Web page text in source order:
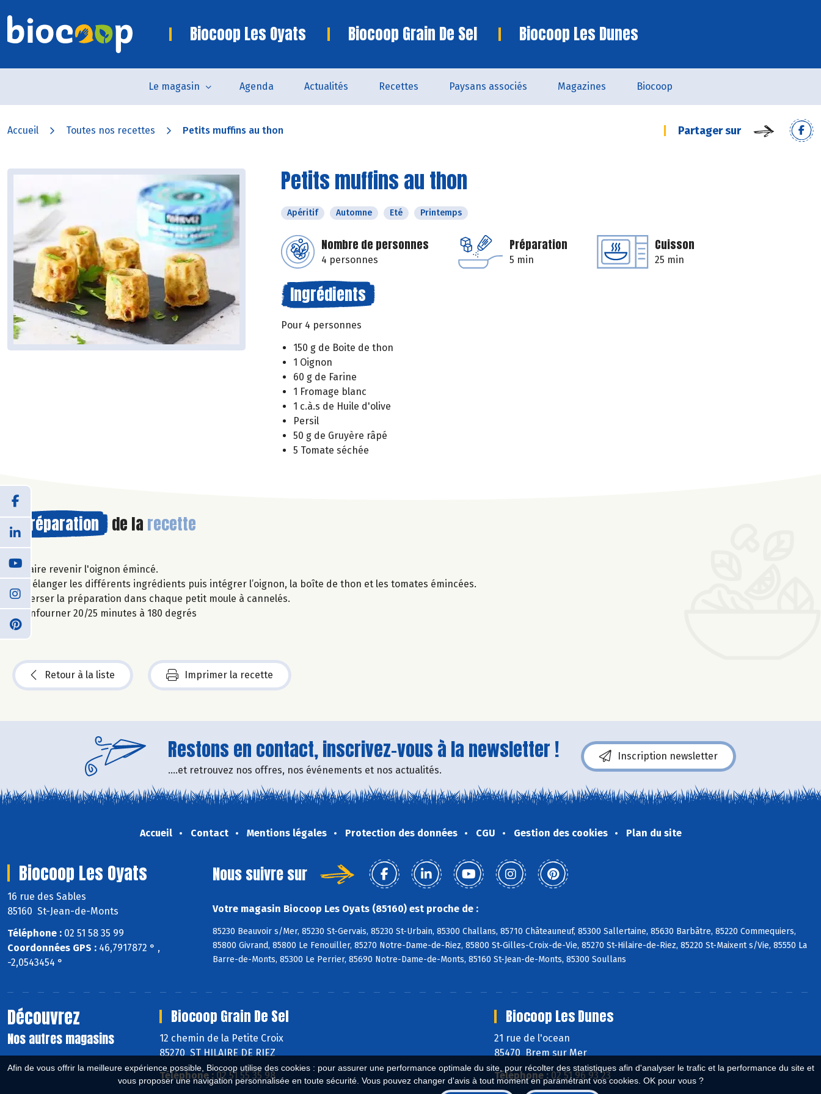
Afin de vous offrir la meilleure expérience possible, Biocoop utilise des cookies : pour assurer une performance optimale du site, pour récolter des statistiques afin d'analyser le trafic et la performance du site et
vous proposer une navigation personnalisée en toute sécurité. Vous pouvez changer d'avis à tout moment en paramétrant vos cookies. OK pour vous ?
Biocoop Les Oyats Biocoop Grain De Sel Biocoop Les Dunes
Le magasin Agenda Actualités Recettes Paysans associés Magazines Biocoop
Accueil Toutes nos recettes Petits muffins au thon Partager sur
Petits muffins au thon
Apéritif Automne Eté Printemps
Nombre de personnes
4 personnes
Préparation
5 min
Cuisson
25 min
Ingrédients
Pour 4 personnes
150 g de Boite de thon
1 Oignon
60 g de Farine
1 Fromage blanc
1 c.à.s de Huile d'olive
Persil
50 g de Gruyère râpé
5 Tomate séchée
Préparation de la recette
Faire revenir l'oignon émincé.
Mélanger les différents ingrédients puis intégrer l’oignon, la boîte de thon et les tomates émincées.
Verser la préparation dans chaque petit moule à cannelés.
Enfourner 20/25 minutes à 180 degrés
Retour à la liste Imprimer la recette
Restons en contact, inscrivez-vous à la newsletter !
....et retrouvez nos offres, nos événements et nos actualités.
Inscription newsletter
Accueil Contact Mentions légales Protection des données CGU Gestion des cookies Plan du site
Biocoop Les Oyats
16 rue des Sables
85160 St-Jean-de-Monts
Téléphone : 02 51 58 35 99
Coordonnées GPS : 46,7917872 ° ,
-2,0543454 °
Nous suivre sur
Votre magasin Biocoop Les Oyats (85160) est proche de :
85230 Beauvoir s/Mer, 85230 St-Gervais, 85230 St-Urbain, 85300 Challans, 85710 Châteauneuf, 85300 Sallertaine, 85630 Barbâtre, 85220 Commequiers,
85800 Givrand, 85800 Le Fenouiller, 85270 Notre-Dame-de-Riez, 85800 St-Gilles-Croix-de-Vie, 85270 St-Hilaire-de-Riez, 85220 St-Maixent s/Vie, 85550 La
Barre-de-Monts, 85300 Le Perrier, 85690 Notre-Dame-de-Monts, 85160 St-Jean-de-Monts, 85300 Soullans
Découvrez
Nos autres magasins
Biocoop Grain De Sel
12 chemin de la Petite Croix
85270 ST HILAIRE DE RIEZ
Téléphone : 02 51 55 35 98
Biocoop Les Dunes
21 rue de l'ocean
85470 Brem sur Mer
Téléphone :02 51 96 93 23